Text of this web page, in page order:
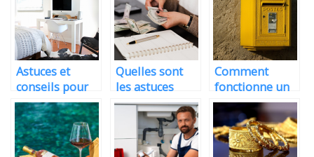
Astuces et
conseils pour
amenager sa
maison
Quelles sont
les astuces
pour se faire
plaisir
financierement
?
Comment
fonctionne un
contrat de
reexpedition
de courrier ?